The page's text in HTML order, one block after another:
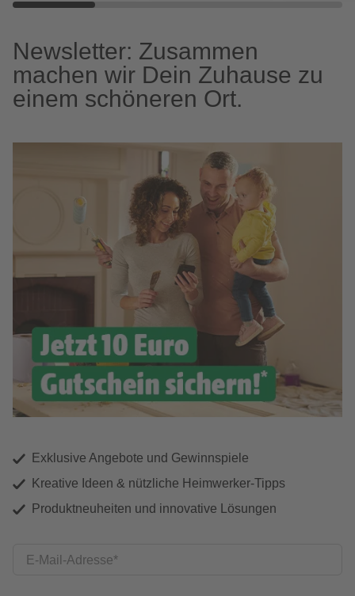
Newsletter: Zusammen
machen wir Dein Zuhause zu
einem schöneren Ort.
Exklusive Angebote und Gewinnspiele
Kreative Ideen & nützliche Heimwerker-Tipps
Produktneuheiten und innovative Lösungen
E-Mail-Adresse